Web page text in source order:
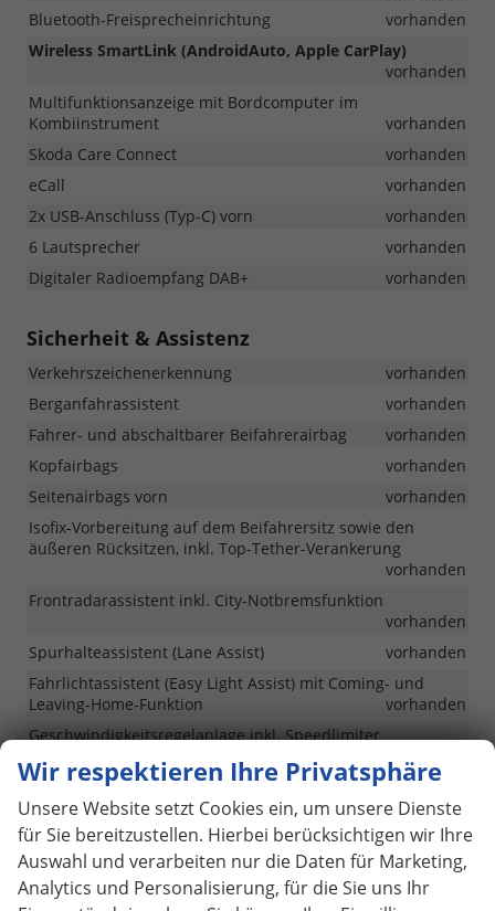
Bluetooth-Freisprecheinrichtung
vorhanden
Wireless SmartLink (AndroidAuto, Apple CarPlay)
vorhanden
Multifunktionsanzeige mit Bordcomputer im
Kombiinstrument
vorhanden
Skoda Care Connect
vorhanden
eCall
vorhanden
2x USB-Anschluss (Typ-C) vorn
vorhanden
6 Lautsprecher
vorhanden
Digitaler Radioempfang DAB+
vorhanden
Sicherheit & Assistenz
Verkehrszeichenerkennung
vorhanden
Berganfahrassistent
vorhanden
Fahrer- und abschaltbarer Beifahrerairbag
vorhanden
Kopfairbags
vorhanden
Seitenairbags vorn
vorhanden
Isofix-Vorbereitung auf dem Beifahrersitz sowie den
äußeren Rücksitzen, inkl. Top-Tether-Verankerung
vorhanden
Frontradarassistent inkl. City-Notbremsfunktion
vorhanden
Spurhalteassistent (Lane Assist)
vorhanden
Fahrlichtassistent (Easy Light Assist) mit Coming- und
Leaving-Home-Funktion
vorhanden
Geschwindigkeitsregelanlage inkl. Speedlimiter
Parksensoren hinten
vorhanden
Aufmerksamkeits- und Müdigkeiterkennung mit
Innenraumkamera
vorhanden
Zentralverriegelung mit Funkfernbedienung inkl. 2
Funkklappschlüsseln
vorhanden
Wir respektieren Ihre Privatsphäre
Unsere Website setzt Cookies ein, um unsere Dienste
für Sie bereitzustellen. Hierbei berücksichtigen wir Ihre
Auswahl und verarbeiten nur die Daten für Marketing,
Analytics und Personalisierung, für die Sie uns Ihr